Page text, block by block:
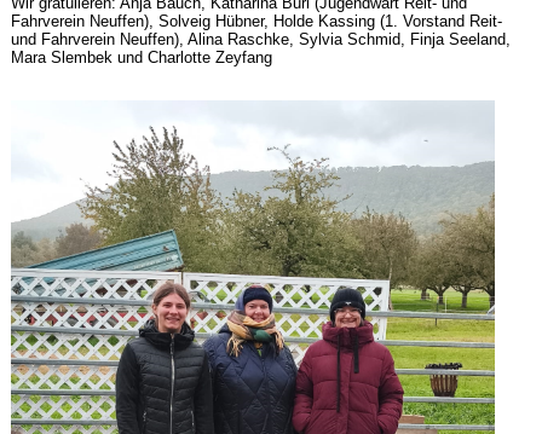
Fahrverein Neuffen), Solveig Hübner, Holde Kassing (1. Vorstand Reit-
und Fahrverein Neuffen), Alina Raschke, Sylvia Schmid, Finja Seeland,
Mara Slembek und Charlotte Zeyfang